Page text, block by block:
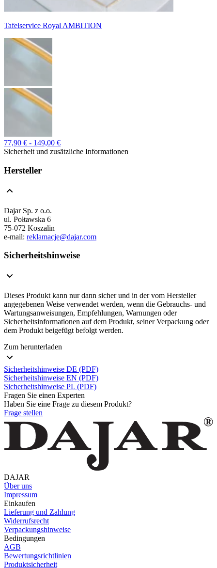
Tafelservice Royal AMBITION
77,90 € - 149,00 €
Sicherheit und zusätzliche Informationen
Hersteller
Dajar Sp. z o.o.
ul. Połtawska 6
75-072 Koszalin
e-mail: reklamacje@dajar.com
Sicherheitshinweise
Dieses Produkt kann nur dann sicher und in der vom Hersteller
angegebenen Weise verwendet werden, wenn die Gebrauchs- und
Wartungsanweisungen, Empfehlungen, Warnungen oder
Sicherheitsinformationen auf dem Produkt, seiner Verpackung oder
dem Produkt beigefügt befolgt werden.
Zum herunterladen
Sicherheitshinweise DE (PDF)
Sicherheitshinweise EN (PDF)
Sicherheitshinweise PL (PDF)
Fragen Sie einen Experten
Haben Sie eine Frage zu diesem Produkt?
Frage stellen
DAJAR
Über uns
Impressum
Einkaufen
Lieferung und Zahlung
Widerrufsrecht
Verpackungshinweise
Bedingungen
AGB
Bewertungsrichtlinien
Produktsicherheit